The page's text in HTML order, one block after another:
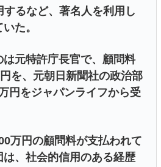
るなど、著名人を利用し
た。
元特許庁長官で、顧問料
を、元朝日新聞社の政治部
円をジャパンライフから受
万円の顧問料が支払われて
、社会的信用のある経歴